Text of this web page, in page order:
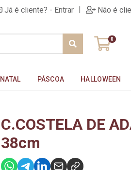
Já é cliente? - Entrar | Não é
0
NATAL PÁSCOA HALLOWEEN
C.COSTELA DE
38cm